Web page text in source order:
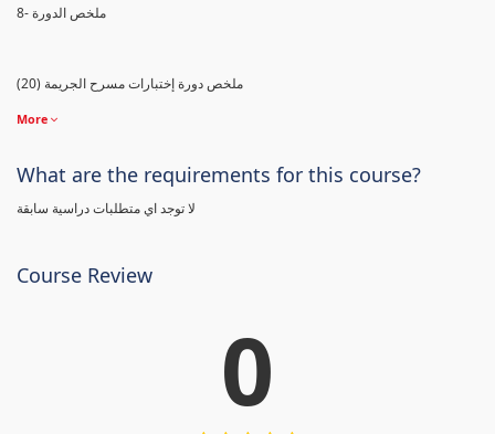
8- ملخص الدورة
(20) ملخص دورة إختبارات مسرح الجريمة
More
What are the requirements for this course?
لا توجد اي متطلبات دراسية سابقة
Course Review
0